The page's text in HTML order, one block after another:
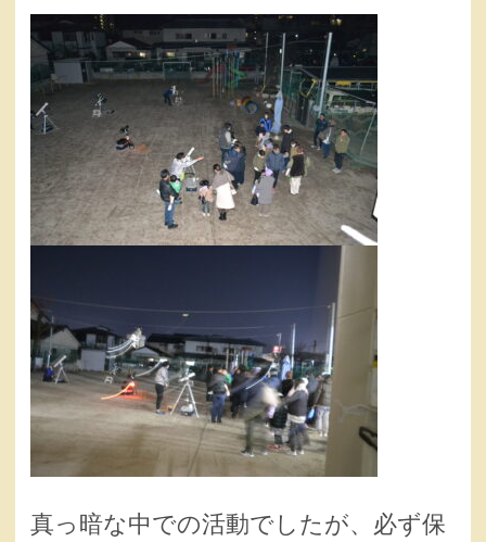
真っ暗な中での活動でしたが、必ず保